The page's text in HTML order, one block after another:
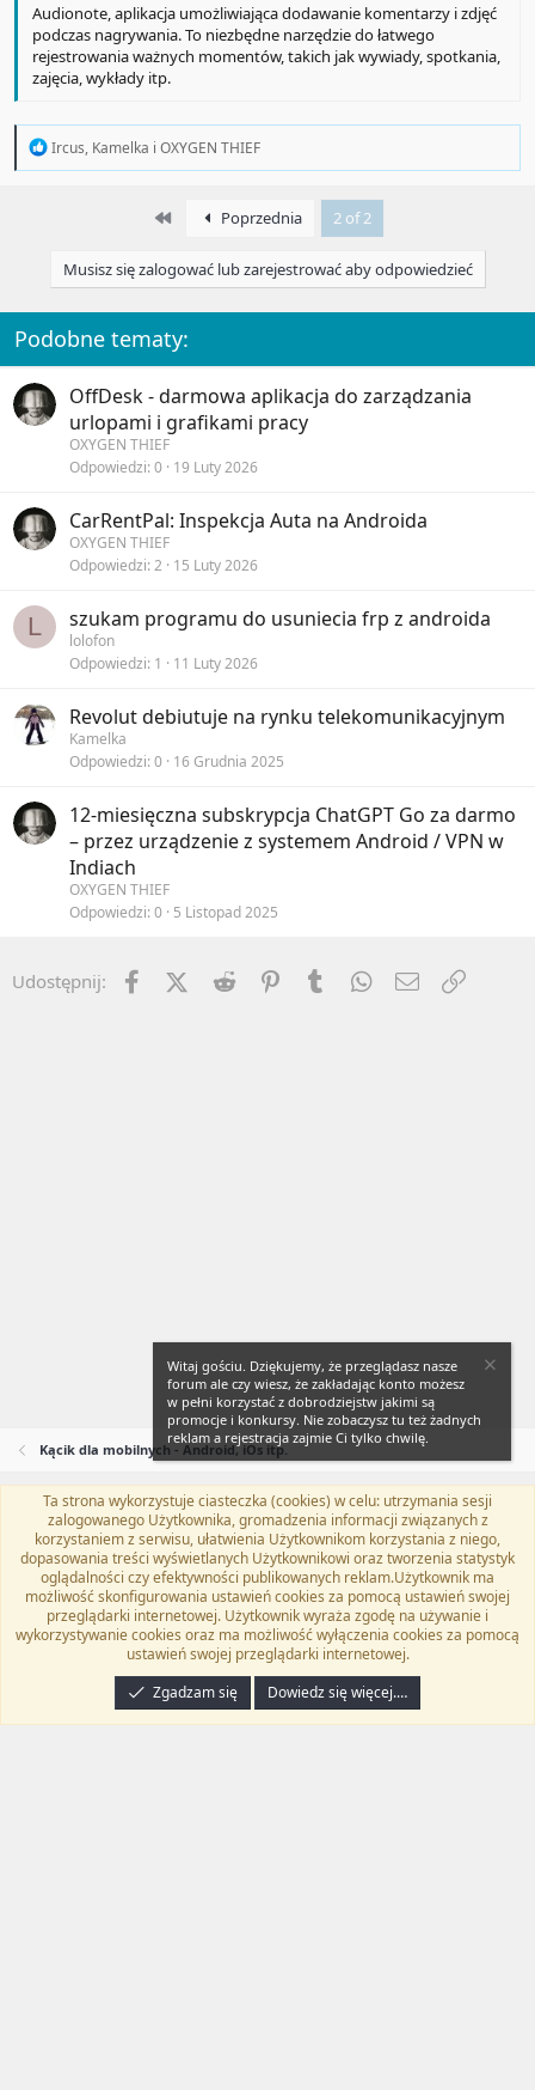
Audionote, aplikacja umożliwiająca dodawanie komentarzy i zdjęć
podczas nagrywania. To niezbędne narzędzie do łatwego
rejestrowania ważnych momentów, takich jak wywiady, spotkania,
zajęcia, wykłady itp.
R
:
Ircus, Kamelka i OXYGEN THIEF
First Poprzednia 2 of 2
Musisz się zalogować lub zarejestrować aby odpowiedzieć
Podobne tematy:
OffDesk - darmowa aplikacja do zarządzania
urlopami i grafikami pracy
OXYGEN THIEF
Odpowiedzi 0 19 Luty 2026
CarRentPal: Inspekcja Auta na Androida
OXYGEN THIEF
Odpowiedzi 2 15 Luty 2026
L szukam programu do usuniecia frp z androida
lolofon
Odpowiedzi 1 11 Luty 2026
Revolut debiutuje na rynku telekomunikacyjnym
Kamelka
Odpowiedzi 0 16 Grudnia 2025
12-miesięczna subskrypcja ChatGPT Go za darmo
– przez urządzenie z systemem Android / VPN w
Indiach
OXYGEN THIEF
Odpowiedzi 0 5 Listopad 2025
Udostępnij: FacebookX (Twitter)
Reddit PinterestTumblr WhatsApp
Email
Kącik dla mobilnych - Android, iOs itp.
Flat Awesome + (Parent DO NOT EDIT)
Polski (PL)
Kontakt
Regulamin Polityka prywatności Pomoc
TwitterKontakt
RSS
Community platform by XenForo® © 2010-2024 XenForo Ltd.
programyzadarmo.net.pl . | Xenforo Add-ons
Email Check by MPM.PM
Witaj gościu. Dziękujemy, że przeglądasz nasze
forum ale czy wiesz, że zakładając konto możesz
w pełni korzystać z dobrodziejstw jakimi są
promocje i konkursy. Nie zobaczysz tu też żadnych
reklam a rejestracja zajmie Ci tylko chwilę.
Ta strona wykorzystuje ciasteczka (cookies) w celu: utrzymania sesji
zalogowanego Użytkownika, gromadzenia informacji związanych z
korzystaniem z serwisu, ułatwienia Użytkownikom korzystania z niego,
dopasowania treści wyświetlanych Użytkownikowi oraz tworzenia statystyk
oglądalności czy efektywności publikowanych reklam.Użytkownik ma
możliwość skonfigurowania ustawień cookies za pomocą ustawień swojej
przeglądarki internetowej. Użytkownik wyraża zgodę na używanie i
wykorzystywanie cookies oraz ma możliwość wyłączenia cookies za pomocą
ustawień swojej przeglądarki internetowej.
Zgadzam się
Dowiedz się więcej.…